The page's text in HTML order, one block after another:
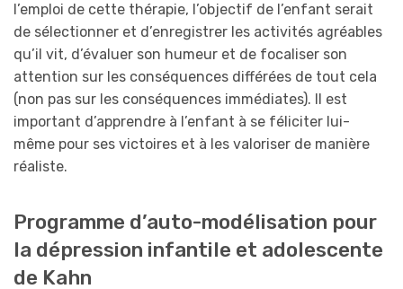
l’emploi de cette thérapie, l’objectif de l’enfant serait
de sélectionner et d’enregistrer les activités agréables
qu’il vit, d’évaluer son humeur et de focaliser son
attention sur les conséquences différées de tout cela
(non pas sur les conséquences immédiates). Il est
important d’apprendre à l’enfant à se féliciter lui-
même pour ses victoires et à les valoriser de manière
réaliste.
Programme d’auto-modélisation pour
la dépression infantile et adolescente
de Kahn